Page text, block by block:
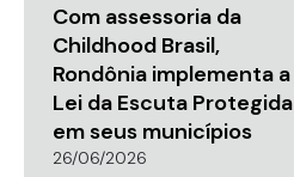
Com assessoria da
Childhood Brasil,
Rondônia implementa a
Lei da Escuta Protegida
em seus municípios
26/06/2026